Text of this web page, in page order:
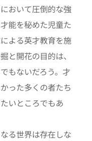
おいて圧倒的な強
能を秘めた児童た
よる英才教育を施
と開花の目的は、
もないだろう。才
った多くの者たち
いところでもあ
る世界は存在しな